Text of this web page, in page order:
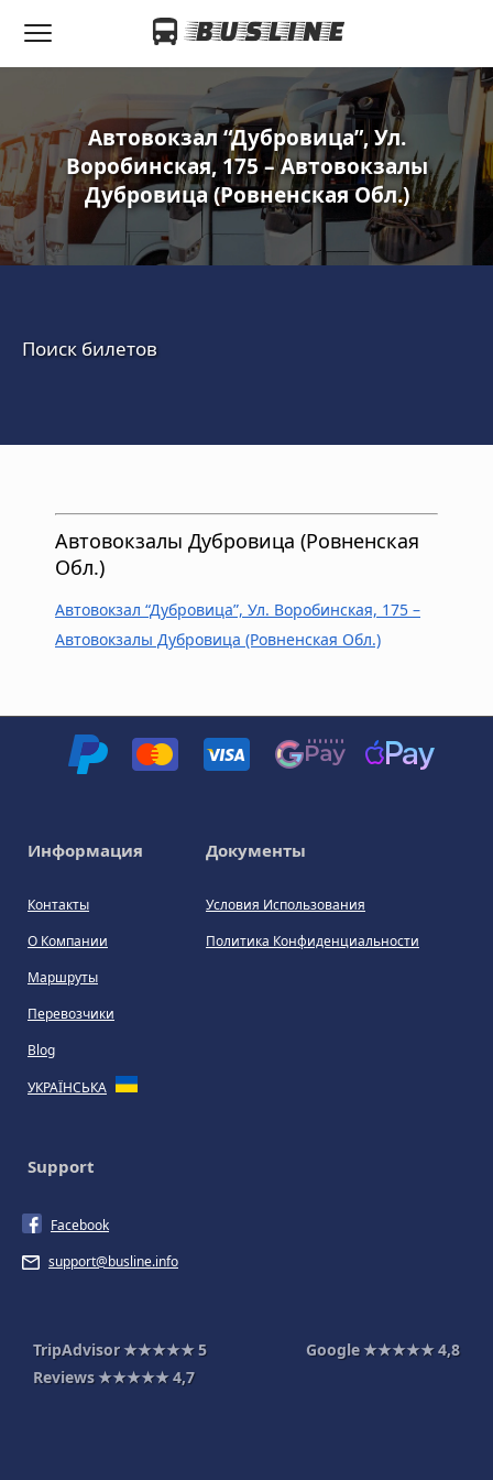
Автовокзал “Дубровица”, Ул.
Воробинская, 175 – Автовокзалы
Дубровица (Ровненская Обл.)
Поиск билетов
Автовокзалы Дубровица (Ровненская
Обл.)
Автовокзал “Дубровица”, Ул. Воробинская, 175 –
Автовокзалы Дубровица (Ровненская Обл.)
Информация
Контакты
О Компании
Маршруты
Перевозчики
Blog
УКРАЇНСЬКА
Документы
Условия Использования
Политика Конфиденциальности
Support
Facebook
support@busline.info
TripAdvisor ★★★★★5 Google ★★★★★4,8
Reviews ★★★★★4,7